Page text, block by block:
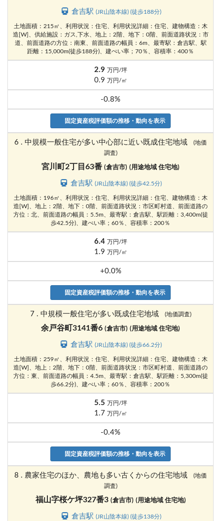
倉吉駅 (JR山陰本線) (徒歩188分)
土地面積：215㎡、利用状況：住宅、利用状況詳細：住宅、建物構造：木
造[W]、供給施設：ガス,下水、地上：2階、地下：0階、前面道路状況：市
道、前面道路の方位：南東、前面道路の幅員：6m、最寄駅：倉吉駅、駅
距離：15,000m(徒歩188分)、建ぺい率；70％、容積率：400％
2.9 万円/坪
0.9 万円/㎡
-0.8%
固定資産税評価額の推移・動向を表示
6 . 中規模一般住宅が多い中心部に近い既成住宅地域
(地価
調査)
宮川町2丁目63番 (倉吉市) (用途地域 住宅地)
倉吉駅(JR山陰本線) (徒歩42.5分)
土地面積：196㎡、利用状況：住宅、利用状況詳細：住宅、建物構造：木
造[W]、地上：2階、地下：0階、前面道路状況：市区町村道、前面道路の
方位：北、前面道路の幅員：5.5m、最寄駅：倉吉駅、駅距離：3,400m(徒
歩42.5分)、建ぺい率；60％、容積率：200％
6.4 万円/坪
1.9 万円/㎡
+0.0%
固定資産税評価額の推移・動向を表示
7 . 中規模一般住宅が多い既成住宅地域 (地価調査)
余戸谷町3141番6 (倉吉市) (用途地域 住宅地)
倉吉駅(JR山陰本線) (徒歩66.2分)
土地面積：259㎡、利用状況：住宅、利用状況詳細：住宅、建物構造：木
造[W]、地上：2階、地下：0階、前面道路状況：市区町村道、前面道路の
方位：東、前面道路の幅員：4.5m、最寄駅：倉吉駅、駅距離：5,300m(徒
歩66.2分)、建ぺい率；60％、容積率：200％
5.5 万円/坪
1.7 万円/㎡
-0.4%
固定資産税評価額の推移・動向を表示
8 . 農家住宅のほか、農地も多い古くからの住宅地域
(地価
調査)
福山字桜ケ坪327番3 (倉吉市) (用途地域 住宅地)
倉吉駅 (JR山陰本線) (徒歩138分)